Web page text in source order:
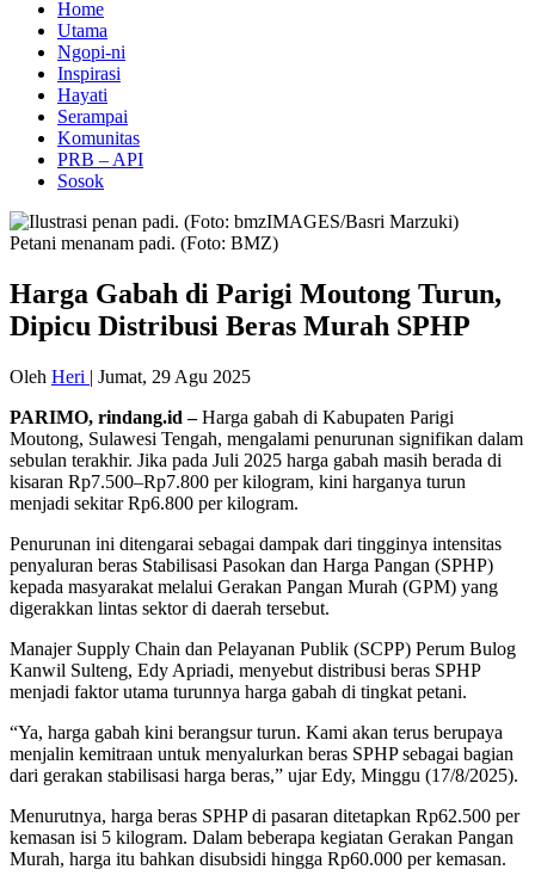
Home
Utama
Ngopi-ni
Inspirasi
Hayati
Serampai
Komunitas
PRB – API
Sosok
Petani menanam padi. (Foto: BMZ)
Harga Gabah di Parigi Moutong Turun,
Dipicu Distribusi Beras Murah SPHP
Oleh Heri | Jumat, 29 Agu 2025
PARIMO, rindang.id –Harga gabah di Kabupaten Parigi
Moutong, Sulawesi Tengah, mengalami penurunan signifikan dalam
sebulan terakhir. Jika pada Juli 2025 harga gabah masih berada di
kisaran Rp7.500–Rp7.800 per kilogram, kini harganya turun
menjadi sekitar Rp6.800 per kilogram.
Penurunan ini ditengarai sebagai dampak dari tingginya intensitas
penyaluran beras Stabilisasi Pasokan dan Harga Pangan (SPHP)
kepada masyarakat melalui Gerakan Pangan Murah (GPM) yang
digerakkan lintas sektor di daerah tersebut.
Manajer Supply Chain dan Pelayanan Publik (SCPP) Perum Bulog
Kanwil Sulteng, Edy Apriadi, menyebut distribusi beras SPHP
menjadi faktor utama turunnya harga gabah di tingkat petani.
“Ya, harga gabah kini berangsur turun. Kami akan terus berupaya
menjalin kemitraan untuk menyalurkan beras SPHP sebagai bagian
dari gerakan stabilisasi harga beras,” ujar Edy, Minggu (17/8/2025).
Menurutnya, harga beras SPHP di pasaran ditetapkan Rp62.500 per
kemasan isi 5 kilogram. Dalam beberapa kegiatan Gerakan Pangan
Murah, harga itu bahkan disubsidi hingga Rp60.000 per kemasan.